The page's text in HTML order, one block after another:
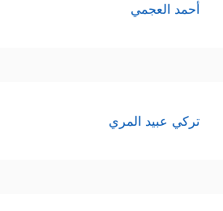
أحمد العجمي
تركي عبيد المري